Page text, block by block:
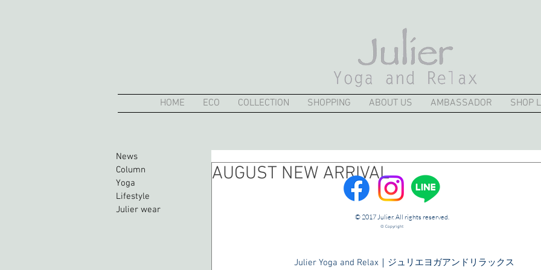
HOME ECO COLLECTION SHOPPING ABOUT US AMBASSADOR SHOP
News
Column
Yoga
Lifestyle
Julier wear
AUGUST NEW ARRIVAL
© 2017 Julier. All rights reserved.
© Copyright
​Julier Yoga and Relax｜ジュリエヨガアンドリラックス